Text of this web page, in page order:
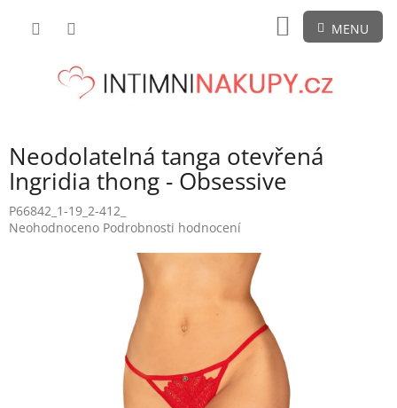
NÁKUPNÍ
KOŠÍK
Neodolatelná tanga otevřená
Ingridia thong - Obsessive
P66842_1-19_2-412_
Průměrné
Neohodnoceno Podrobnosti hodnocení